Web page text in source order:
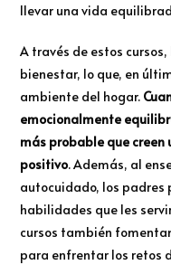
llevar una vida
A través de estos
bienestar, lo que, en
ambiente del hogar.
emocionalmente
más probable que
positivo. Además, al
autocuidado, los padres
habilidades que les
cursos también
para enfrentar los retos